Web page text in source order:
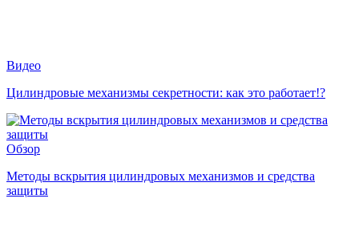
Видео
Цилиндровые механизмы секретности: как это работает!?
Обзор
Методы вскрытия цилиндровых механизмов и средства
защиты